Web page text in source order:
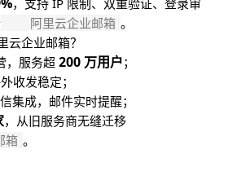
，支持 IP 限制、双重验证、登录审
阿里云企业邮箱 。
云企业邮箱？
，服务超 200 万用户；
收发稳定；
集成，邮件实时提醒；
，从旧服务商无缝迁移
箱 。